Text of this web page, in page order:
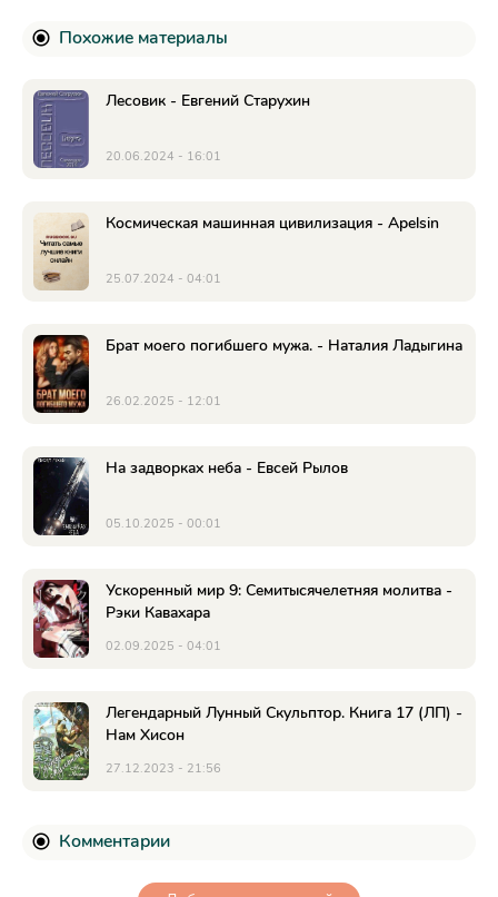
Похожие материалы
Лесовик - Евгений Старухин
20.06.2024 - 16:01
Космическая машинная цивилизация - Apelsin
25.07.2024 - 04:01
Брат моего погибшего мужа. - Наталия Ладыгина
26.02.2025 - 12:01
На задворках неба - Евсей Рылов
05.10.2025 - 00:01
Ускоренный мир 9: Семитысячелетняя молитва -
Рэки Кавахара
02.09.2025 - 04:01
Легендарный Лунный Скульптор. Книга 17 (ЛП) -
Нам Хисон
27.12.2023 - 21:56
Комментарии